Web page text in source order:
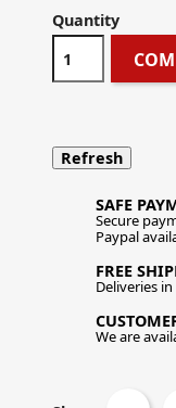
Quantity
SAFE
Secure
Paypal
FREE
Deliveries
We are